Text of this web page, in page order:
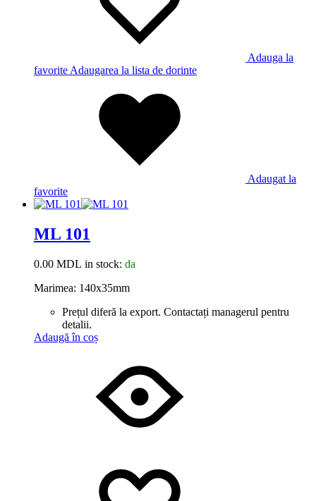
Adauga la
favorite Adaugarea la lista de dorinte
Adaugat la
favorite
ML 101
0.00 MDL in stock: da
Marimea: 140x35mm
Prețul diferă la export. Contactați managerul pentru
detalii.
Adaugă în coș